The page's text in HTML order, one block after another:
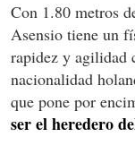
Con 1.80 metros
Asensio tiene un
rapidez y agilidad
nacionalidad
que pone por
ser el heredero